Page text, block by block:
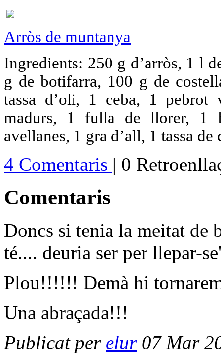
Arròs de muntanya
Ingredients: 250 g d’arròs, 1 l
g de botifarra, 100 g de
tassa d’oli, 1 ceba, 1
madurs, 1 fulla de llorer, 1
avellanes, 1 gra d’all, 1 tassa
4 Comentaris | 0
Comentaris
Doncs si tenia la meitat de
té.... deuria ser per llepar-
Plou!!!!!! Demà hi
Una abraçada!!!
Publicat per elur07 Mar